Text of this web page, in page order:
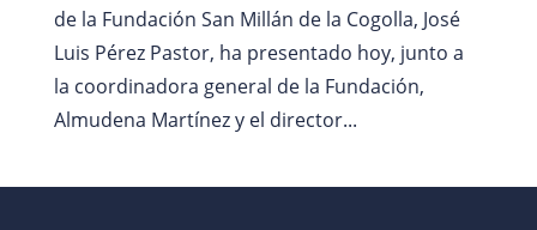
de la Fundación San Millán de la Cogolla, José
Luis Pérez Pastor, ha presentado hoy, junto a
la coordinadora general de la Fundación,
Almudena Martínez y el director...